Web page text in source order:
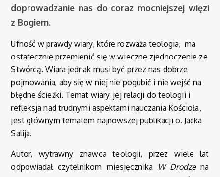
doprowadzanie nas do coraz mocniejszej więzi
z Bogiem.
Ufność w prawdy wiary, które rozważa teologia, ma
ostatecznie przemienić się w wieczne zjednoczenie ze
Stwórcą. Wiara jednak musi być przez nas dobrze
pojmowania, aby się w niej nie pogubić i nie wejść na
błędne ścieżki. Temat wiary, jej relacji do teologii i
refleksja nad trudnymi aspektami nauczania Kościoła,
jest głównym tematem najnowszej publikacji o. Jacka
Salija.
Autor, wytrawny znawca teologii, przez wiele lat
odpowiadał czytelnikom miesięcznika
W Drodzena